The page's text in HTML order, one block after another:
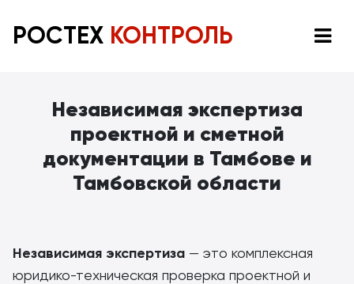
РОСТЕХ КОНТРОЛЬ
Независимая экспертиза
проектной и сметной
документации в Тамбове и
Тамбовской области
Независимая экспертиза — это комплексная
юридико-техническая проверка проектной и